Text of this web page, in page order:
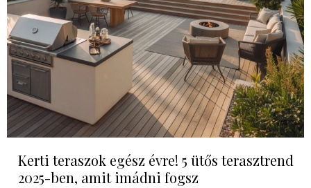
Kerti teraszok egész évre! 5 ütős terasztrend
2025-ben, amit imádni fogsz